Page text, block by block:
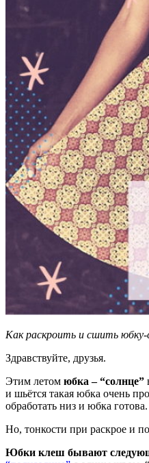
Как раскроить и сшить юбку-
Здравствуйте, друзья.
Этим летом юбка – “солнце”
и шьётся такая юбка очень
обработать низ и юбка готова.
Но, тонкости при раскрое и
Юбки клеш бывают